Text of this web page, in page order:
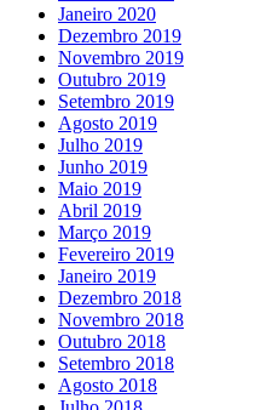
Janeiro 2020
Dezembro 2019
Novembro 2019
Outubro 2019
Setembro 2019
Agosto 2019
Julho 2019
Junho 2019
Maio 2019
Abril 2019
Março 2019
Fevereiro 2019
Janeiro 2019
Dezembro 2018
Novembro 2018
Outubro 2018
Setembro 2018
Agosto 2018